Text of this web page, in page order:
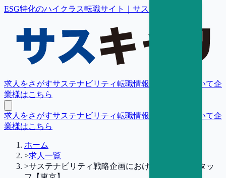
ESG特化のハイクラス転職サイト｜サスキャリ
求人をさがすサステナビリティ転職情報 転職支援について企
業様はこちら
求人をさがすサステナビリティ転職情報 転職支援について企
業様はこちら
ホーム
>求人一覧
>サステナビリティ戦略企画におけるサポートスタッ